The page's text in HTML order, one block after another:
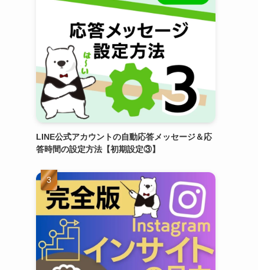
LINE公式アカウントの自動応答メッセージ＆応
答時間の設定方法【初期設定③】